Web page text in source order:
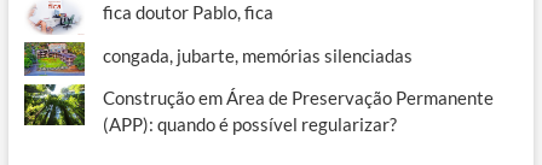
fica doutor Pablo, fica
congada, jubarte, memórias silenciadas
Construção em Área de Preservação Permanente
(APP): quando é possível regularizar?